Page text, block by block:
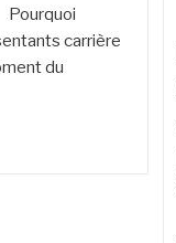
carrière
du